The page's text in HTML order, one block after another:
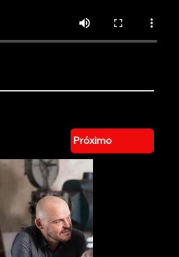
Próximo